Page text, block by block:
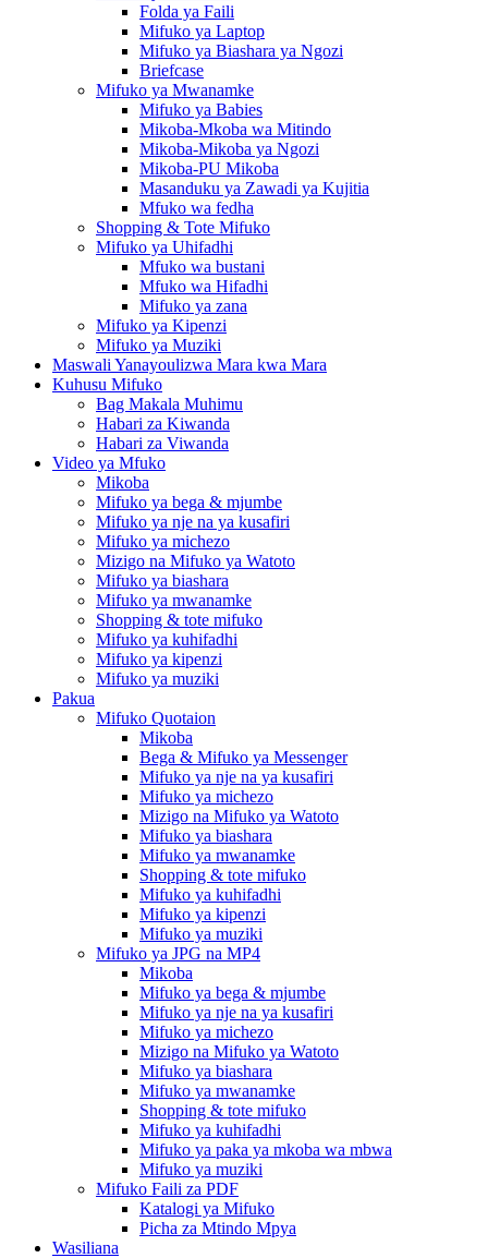
Folda ya Faili
Mifuko ya Laptop
Mifuko ya Biashara ya Ngozi
Briefcase
Mifuko ya Mwanamke
Mifuko ya Babies
Mikoba-Mkoba wa Mitindo
Mikoba-Mikoba ya Ngozi
Mikoba-PU Mikoba
Masanduku ya Zawadi ya Kujitia
Mfuko wa fedha
Shopping & Tote Mifuko
Mifuko ya Uhifadhi
Mfuko wa bustani
Mfuko wa Hifadhi
Mifuko ya zana
Mifuko ya Kipenzi
Mifuko ya Muziki
Maswali Yanayoulizwa Mara kwa Mara
Kuhusu Mifuko
Bag Makala Muhimu
Habari za Kiwanda
Habari za Viwanda
Video ya Mfuko
Mikoba
Mifuko ya bega & mjumbe
Mifuko ya nje na ya kusafiri
Mifuko ya michezo
Mizigo na Mifuko ya Watoto
Mifuko ya biashara
Mifuko ya mwanamke
Shopping & tote mifuko
Mifuko ya kuhifadhi
Mifuko ya kipenzi
Mifuko ya muziki
Pakua
Mifuko Quotaion
Mikoba
Bega & Mifuko ya Messenger
Mifuko ya nje na ya kusafiri
Mifuko ya michezo
Mizigo na Mifuko ya Watoto
Mifuko ya biashara
Mifuko ya mwanamke
Shopping & tote mifuko
Mifuko ya kuhifadhi
Mifuko ya kipenzi
Mifuko ya muziki
Mifuko ya JPG na MP4
Mikoba
Mifuko ya bega & mjumbe
Mifuko ya nje na ya kusafiri
Mifuko ya michezo
Mizigo na Mifuko ya Watoto
Mifuko ya biashara
Mifuko ya mwanamke
Shopping & tote mifuko
Mifuko ya kuhifadhi
Mifuko ya paka ya mkoba wa mbwa
Mifuko ya muziki
Mifuko Faili za PDF
Katalogi ya Mifuko
Picha za Mtindo Mpya
Wasiliana